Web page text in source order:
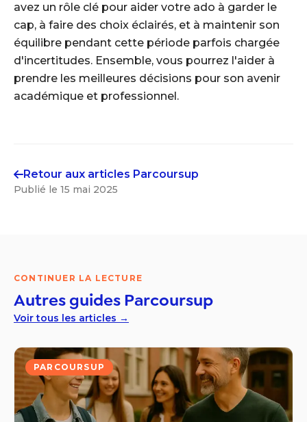
avez un rôle clé pour aider votre ado à garder le
cap, à faire des choix éclairés, et à maintenir son
équilibre pendant cette période parfois chargée
d'incertitudes. Ensemble, vous pourrez l'aider à
prendre les meilleures décisions pour son avenir
académique et professionnel.
Retour aux articles Parcoursup
Publié le 15 mai 2025
CONTINUER LA LECTURE
Autres guidesParcoursup
Voir tous les articles →
PARCOURSUP